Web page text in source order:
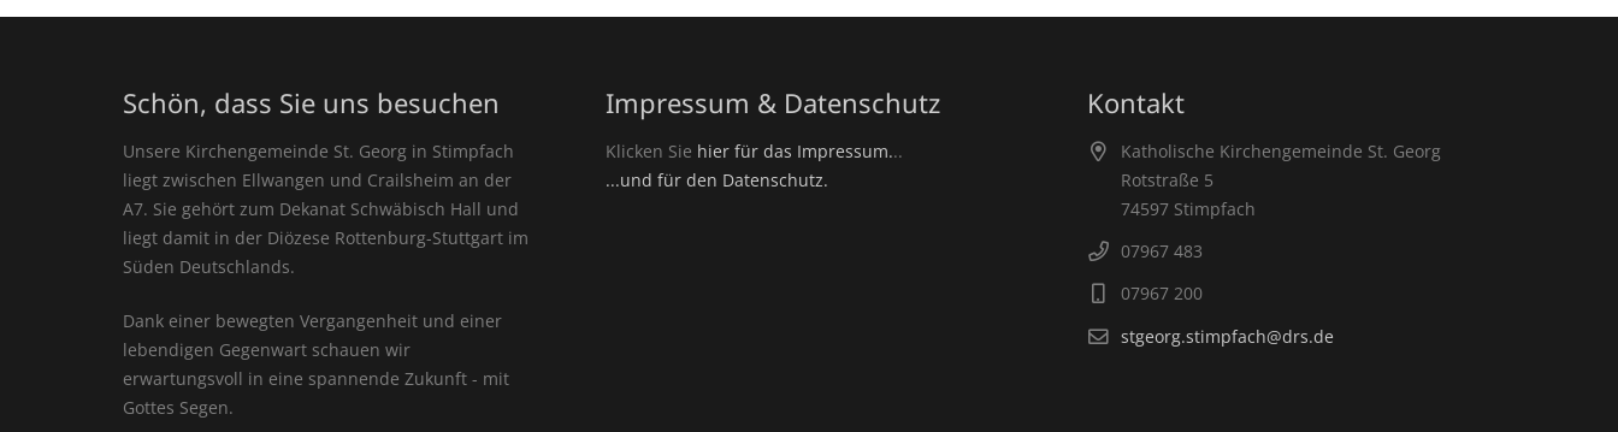
Schön, dass Sie uns besuchen
Unsere Kirchengemeinde St. Georg in Stimpfach
liegt zwischen Ellwangen und Crailsheim an der
A7. Sie gehört zum Dekanat Schwäbisch Hall und
liegt damit in der Diözese Rottenburg-Stuttgart im
Süden Deutschlands.
Dank einer bewegten Vergangenheit und einer
lebendigen Gegenwart schauen wir
erwartungsvoll in eine spannende Zukunft - mit
Gottes Segen.
Impressum & Datenschutz
Klicken Sie hier für das Impressum...
...und für den Datenschutz.
Kontakt
Katholische Kirchengemeinde St. Georg
Rotstraße 5
74597 Stimpfach
07967 483
07967 200
stgeorg.stimpfach@drs.de